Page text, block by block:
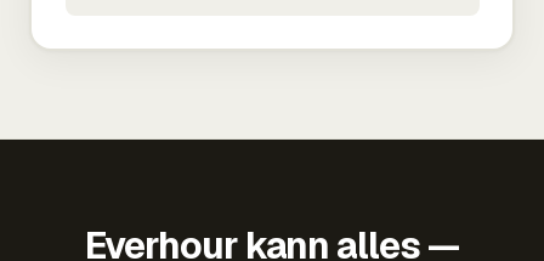
Everhour kann alles —